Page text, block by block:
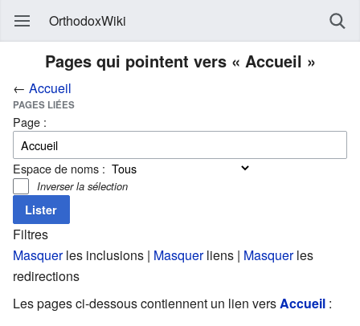
OrthodoxWiki
Pages qui pointent vers « Accueil »
← Accueil
PAGES LIÉES
Page :
Espace de noms :
Inverser la sélection
Filtres
Masquerles inclusions | Masquerliens | Masquerles
redirections
Les pages ci-dessous contiennent un lien versAccueil :